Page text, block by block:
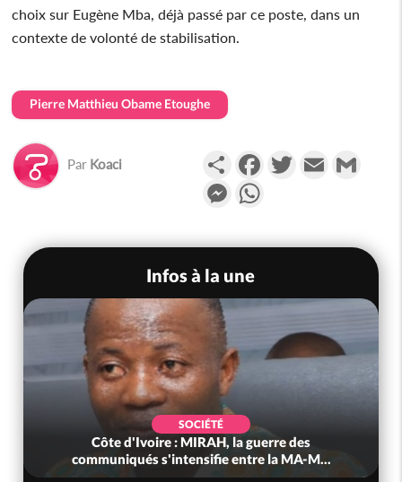
choix sur Eugène Mba, déjà passé par ce poste, dans un
contexte de volonté de stabilisation.
Pierre Matthieu Obame Etoughe
Par Koaci PartagerFacebookTwitterEmail
Messenger
Infos à la une
SOCIÉTÉ
Côte d'Ivoire : MIRAH, la guerre des
communiqués s'intensifie entre la MA-M...